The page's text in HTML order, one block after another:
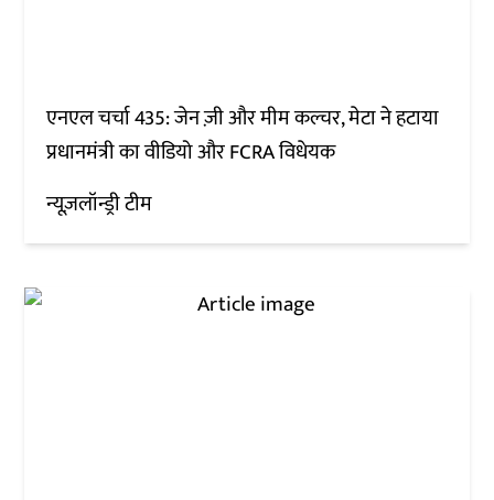
एनएल चर्चा 435: जेन ज़ी और मीम कल्चर, मेटा ने हटाया
प्रधानमंत्री का वीडियो और FCRA विधेयक
न्यूज़लॉन्ड्री टीम